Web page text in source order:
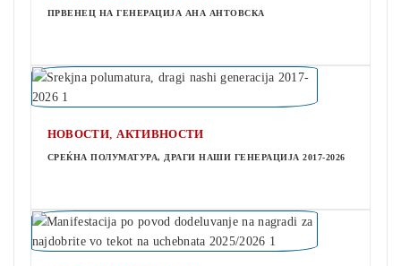
ПРВЕНЕЦ НА ГЕНЕРАЦИЈА АНА АНТОВСКА
НОВОСТИ, АКТИВНОСТИ
СРЕЌНА ПОЛУМАТУРА, ДРАГИ НАШИ ГЕНЕРАЦИЈА 2017-2026